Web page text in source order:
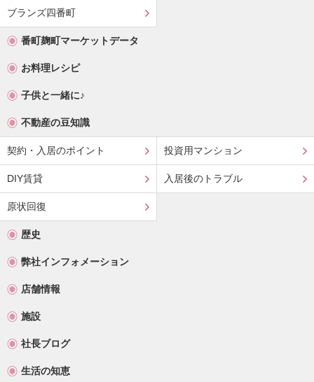
ブランズ四番町
番町麹町マーケットデータ
お料理レシピ
子供と一緒に♪
不動産の豆知識
契約・入居のポイント 投資用マンション
DIY賃貸 入居後のトラブル
原状回復
歴史
弊社インフォメーション
店舗情報
施設
社長ブログ
生活の知恵